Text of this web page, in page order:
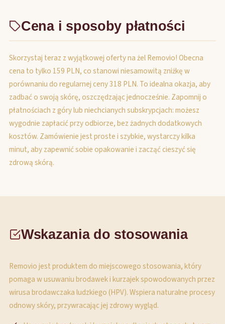
Cena i sposoby płatności
Skorzystaj teraz z wyjątkowej oferty na żel Removio! Obecna
cena to tylko 159 PLN, co stanowi niesamowitą zniżkę w
porównaniu do regularnej ceny 318 PLN. To idealna okazja, aby
zadbać o swoją skórę, oszczędzając jednocześnie. Zapomnij o
płatnościach z góry lub niechcianych subskrypcjach: możesz
wygodnie zapłacić przy odbiorze, bez żadnych dodatkowych
kosztów. Zamówienie jest proste i szybkie, wystarczy kilka
minut, aby zapewnić sobie opakowanie i zacząć cieszyć się
zdrową skórą.
Wskazania do stosowania
Removio jest produktem do miejscowego stosowania, który
pomaga w usuwaniu brodawek i kurzajek spowodowanych przez
wirusa brodawczaka ludzkiego (HPV). Wspiera naturalne procesy
odnowy skóry, przywracając jej zdrowy wygląd.